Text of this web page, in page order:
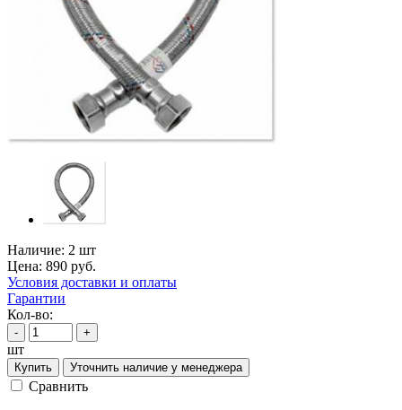
Наличие: 2 шт
Цена: 890 руб.
Условия доставки и оплаты
Гарантии
Кол-во:
- +
шт
Купить Уточнить наличие у менеджера
Cравнить